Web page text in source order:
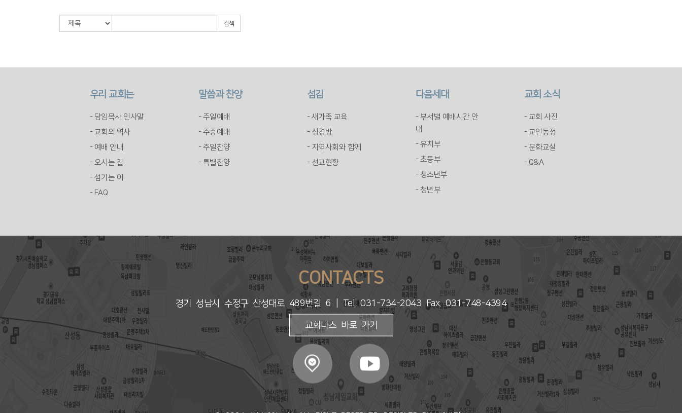
검색
우리 교회는
- 담임목사 인사말
- 교회의 역사
- 예배 안내
- 오시는 길
- 섬기는 이
- FAQ
말씀과 찬양
- 주일예배
- 주중예배
- 주일찬양
- 특별찬양
섬김
- 새가족 교육
- 성경방
- 지역사회와 함께
- 선교현황
다음세대
- 부서별 예배시간 안
내
- 유치부
- 초등부
- 청소년부
- 청년부
교회 소식
- 교회 사진
- 교인동정
- 문화교실
- Q&A
CONTACTS
경기 성남시 수정구 산성대로 489번길 6 | Tel. 031-734-2043 Fax. 031-748-4394
교회나스 바로 가기